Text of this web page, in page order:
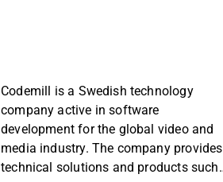
Yhtiökokousten päivämäärät ja osakkeenomistajatiedot
Codemill is a Swedish technology
company active in software
development for the global video and
media industry. The company provides
technical solutions and products such